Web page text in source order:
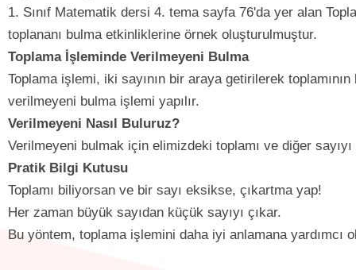
1. Sınıf Matematik dersi 4. tema sayfa 76'da yer alan
toplananı bulma etkinliklerine örnek oluşturulmuştur.
Toplama İşleminde Verilmeyeni Bulma
Toplama işlemi, iki sayının bir araya getirilerek
verilmeyeni bulma işlemi yapılır.
Verilmeyeni Nasıl Buluruz?
Verilmeyeni bulmak için elimizdeki toplamı ve diğer sayıyı
Pratik Bilgi Kutusu
Toplamı biliyorsan ve bir sayı eksikse, çıkartma yap!
Her zaman büyük sayıdan küçük sayıyı çıkar.
Bu yöntem, toplama işlemini daha iyi anlamana yardımcı